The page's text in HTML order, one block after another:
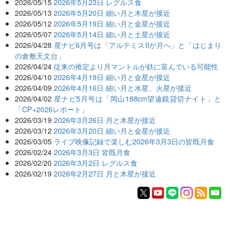
2026/05/13 2026年5月20日 細い月と木星が接近
2026/05/12 2026年5月19日 細い月と金星が接近
2026/05/07 2026年5月14日 細い月と土星が接近
2026/04/28 星ナビ6月号は「アルテミスIIが月へ」と「はじまり
の倉敷天文台」
2026/04/24 従来の推定より月マントルが鉄に富んでいる可能性
2026/04/10 2026年4月19日 細い月と金星が接近
2026/04/09 2026年4月16日 細い月と水星、火星が接近
2026/04/02 星ナビ5月号は「岡山188cm望遠鏡貸切ナイト」と
「CP+2026レポート」
2026/03/19 2026年3月26日 月と木星が接近
2026/03/12 2026年3月20日 細い月と金星が接近
2026/03/05 ライブ映像記録で楽しむ2026年3月3日の皆既月食
2026/02/24 2026年3月3日 皆既月食
2026/02/20 2026年3月2日 レグルス食
2026/02/19 2026年2月27日 月と木星が接近